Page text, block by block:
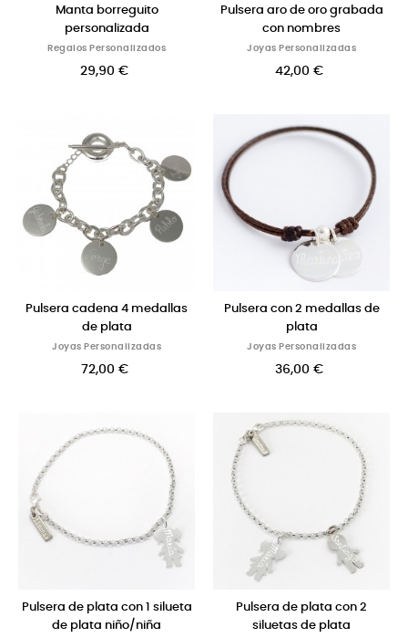
Manta borreguito
personalizada
Regalos Personalizados
29,90 €
Pulsera aro de oro grabada
con nombres
Joyas Personalizadas
42,00 €
Pulsera cadena 4 medallas
de plata
Joyas Personalizadas
72,00 €
Pulsera con 2 medallas de
plata
Joyas Personalizadas
36,00 €
Pulsera de plata con 1 silueta
de plata niño/niña
Pulsera de plata con 2
siluetas de plata